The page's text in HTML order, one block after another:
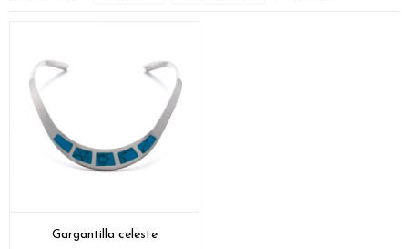
Gargantilla celeste